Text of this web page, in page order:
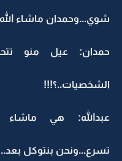
شوي...وحمدان ماشاء
حمدان: عيل منو
الشخصيات..؟!!!
عبدالله: هي ماشاء
تسرع...ونحن بنتوكل